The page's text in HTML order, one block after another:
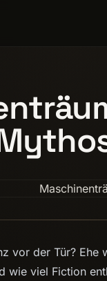
vor der Tür?
wie viel Fiction